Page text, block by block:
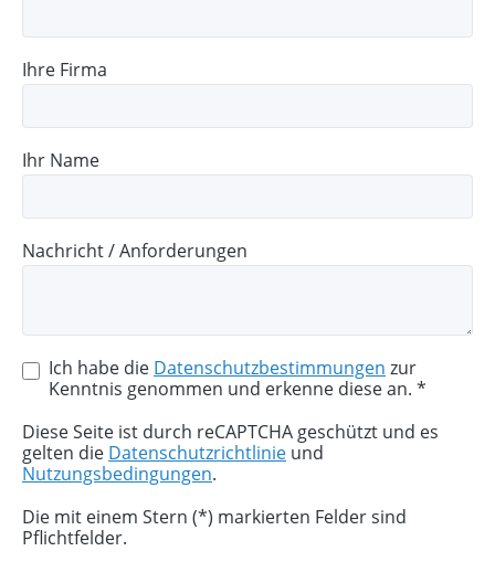
Ihre Firma
Ihr Name
Nachricht / Anforderungen
Ich habe die Datenschutzbestimmungen zur
Kenntnis genommen und erkenne diese an. *
Diese Seite ist durch reCAPTCHA geschützt und es
gelten die Datenschutzrichtlinie und
Nutzungsbedingungen.
Die mit einem Stern (*) markierten Felder sind
Pflichtfelder.